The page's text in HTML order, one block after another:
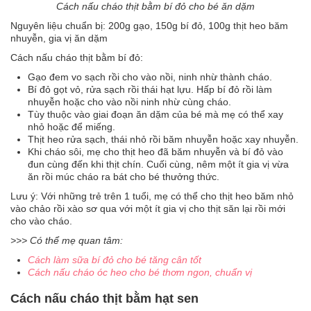
Cách nấu cháo thịt bằm bí đỏ cho bé ăn dặm
Nguyên liệu chuẩn bị: 200g gạo, 150g bí đỏ, 100g thịt heo băm
nhuyễn, gia vị ăn dặm
Cách nấu cháo thịt bằm bí đỏ:
Gạo đem vo sạch rồi cho vào nồi, ninh nhừ thành cháo.
Bí đỏ gọt vỏ, rửa sạch rồi thái hạt lựu. Hấp bí đỏ rồi làm
nhuyễn hoặc cho vào nồi ninh nhừ cùng cháo.
Tùy thuộc vào giai đoạn ăn dặm của bé mà mẹ có thể xay
nhỏ hoặc để miếng.
Thịt heo rửa sạch, thái nhỏ rồi băm nhuyễn hoặc xay nhuyễn.
Khi cháo sôi, mẹ cho thịt heo đã băm nhuyễn và bí đỏ vào
đun cùng đến khi thịt chín. Cuối cùng, nêm một ít gia vị vừa
ăn rồi múc cháo ra bát cho bé thưởng thức.
Lưu ý: Với những trẻ trên 1 tuổi, mẹ có thể cho thịt heo băm nhỏ
vào chảo rồi xào sơ qua với một ít gia vị cho thịt săn lại rồi mới
cho vào cháo.
>>> Có thể mẹ quan tâm:
Cách làm sữa bí đỏ cho bé tăng cân tốt
Cách nấu cháo óc heo cho bé thơm ngon, chuẩn vị
Cách nấu cháo thịt bằm hạt sen